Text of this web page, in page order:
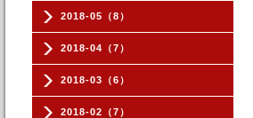
2018-05（8）
2018-04（7）
2018-03（6）
2018-02（7）